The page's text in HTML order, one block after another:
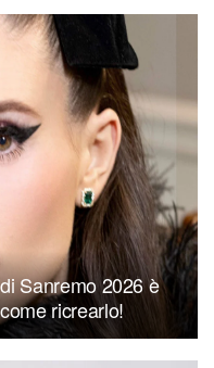
Sanremo 2026 è
ricrearlo!